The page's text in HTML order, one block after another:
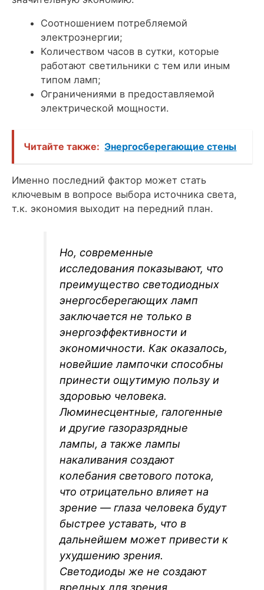
Соотношением потребляемой
электроэнергии;
Количеством часов в сутки, которые
работают светильники с тем или иным
типом ламп;
Ограничениями в предоставляемой
электрической мощности.
Читайте также: Энергосберегающие стены
Именно последний фактор может стать
ключевым в вопросе выбора источника света,
т.к. экономия выходит на передний план.
Но, современные
исследования показывают, что
преимущество светодиодных
энергосберегающих ламп
заключается не только в
энергоэффективности и
экономичности. Как оказалось,
новейшие лампочки способны
принести ощутимую пользу и
здоровью человека.
Люминесцентные, галогенные
и другие газоразрядные
лампы, а также лампы
накаливания создают
колебания светового потока,
что отрицательно влияет на
зрение — глаза человека будут
быстрее уставать, что в
дальнейшем может привести к
ухудшению зрения.
Светодиоды же не создают
вредных для зрения